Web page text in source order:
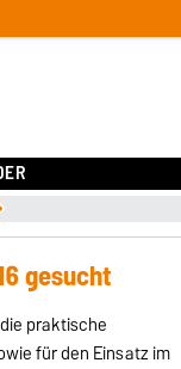
gesucht
praktische
für den Einsatz im